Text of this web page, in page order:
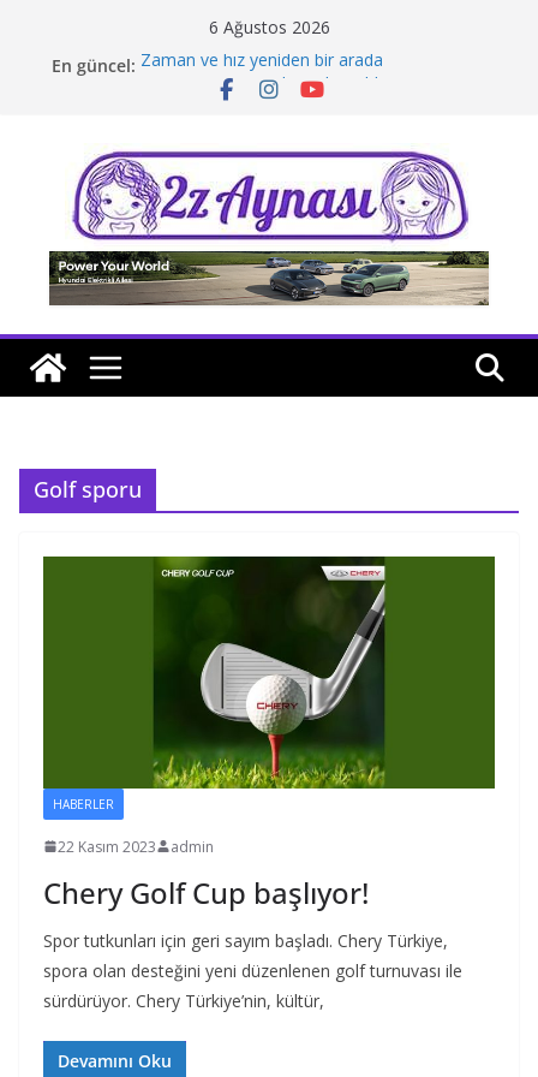
6 Ağustos 2026
En güncel: Zaman ve hız yeniden bir arada
Borusan Next Bodrum’da açıldı
Tatil rotasında test sürüşü
Golf sporu
HABERLER
22 Kasım 2023 admin
Chery Golf Cup başlıyor!
Spor tutkunları için geri sayım başladı. Chery Türkiye,
spora olan desteğini yeni düzenlenen golf turnuvası ile
sürdürüyor. Chery Türkiye’nin, kültür,
Devamını Oku